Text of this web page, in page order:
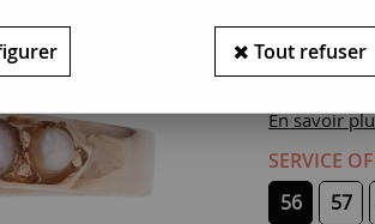
Or rose - 18
Perles fines
En savoir
SERVICE
56
57
Tout refuser